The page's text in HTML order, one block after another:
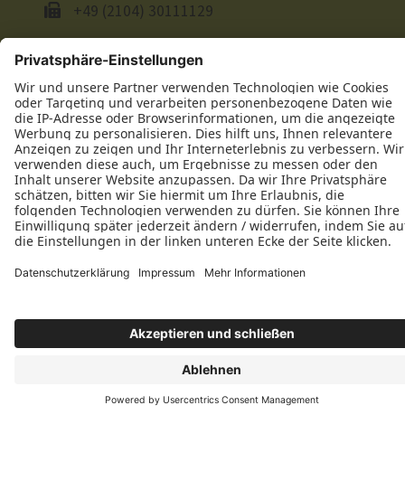
+49 (2104) 30111129
Öffnungszeiten
Montag: 08:00–17:00 Uhr
Dienstag: 08:00–17:00 Uhr
Mittwoch: 08:00–17:00 Uhr
Donnerstag: 08:00–17:00 Uhr
Freitag: 08:00–17:00 Uhr
Folgen Sie uns